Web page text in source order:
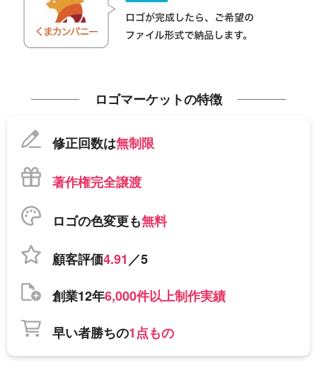
ロゴマーケットの特徴
修正回数は無制限
著作権完全譲渡
ロゴの色変更も無料
顧客評価4.91／5
創業12年6,000件以上制作実績
早い者勝ちの1点もの